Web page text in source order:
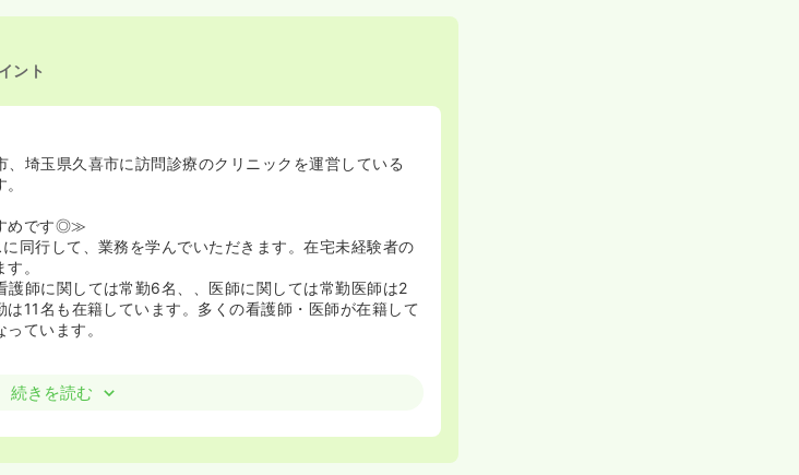
ント
埼玉県久喜市に訪問診療のクリニックを運営している
めです◎≫
同行して、業務を学んでいただきます。在宅未経験者の
。
師に関しては常勤6名、、医師に関しては常勤医師は2
11名も在籍しています。多くの看護師・医師が在籍して
ています。
いません。看護師としてのこれまでの経験を十分に活か
続きを読む